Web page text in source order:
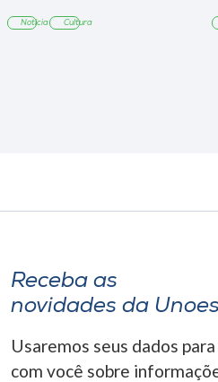
Notícia Cultura
Receba as
novidades da
Usaremos seus dados
com você sobre